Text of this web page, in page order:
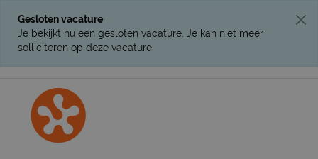
Gesloten vacature
Je bekijkt nu een gesloten vacature. Je kan niet meer
solliciteren op deze vacature.